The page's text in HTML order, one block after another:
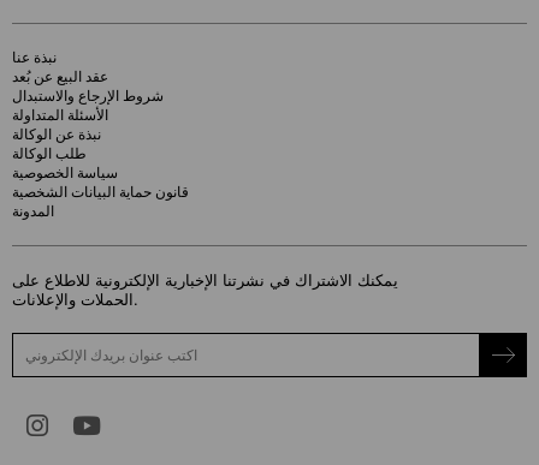
نبذة عنا
عقد البيع عن بُعد
شروط الإرجاع والاستبدال
الأسئلة المتداولة
نبذة عن الوكالة
طلب الوكالة
سياسة الخصوصية
قانون حماية البيانات الشخصية
المدونة
يمكنك الاشتراك في نشرتنا الإخبارية الإلكترونية للاطلاع على
الحملات والإعلانات.